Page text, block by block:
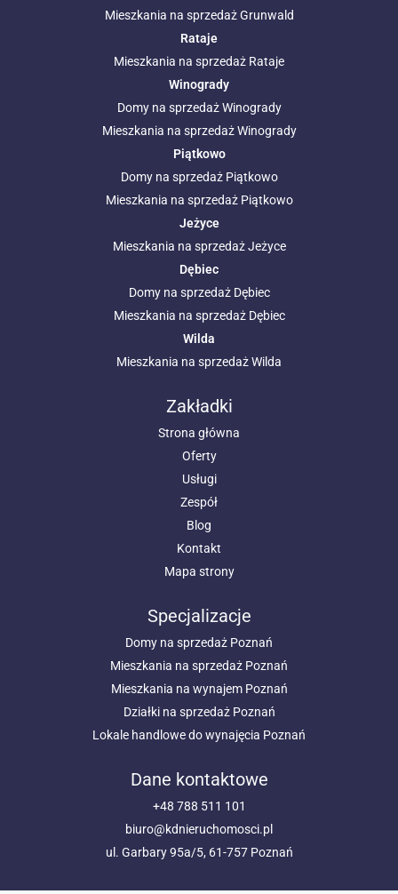
Mieszkania na sprzedaż Grunwald
Rataje
Mieszkania na sprzedaż Rataje
Winogrady
Domy na sprzedaż Winogrady
Mieszkania na sprzedaż Winogrady
Piątkowo
Domy na sprzedaż Piątkowo
Mieszkania na sprzedaż Piątkowo
Jeżyce
Mieszkania na sprzedaż Jeżyce
Dębiec
Domy na sprzedaż Dębiec
Mieszkania na sprzedaż Dębiec
Wilda
Mieszkania na sprzedaż Wilda
Zakładki
Strona główna
Oferty
Usługi
Zespół
Blog
Kontakt
Mapa strony
Specjalizacje
Domy na sprzedaż Poznań
Mieszkania na sprzedaż Poznań
Mieszkania na wynajem Poznań
Działki na sprzedaż Poznań
Lokale handlowe do wynajęcia Poznań
Dane kontaktowe
+48 788 511 101
biuro@kdnieruchomosci.pl
ul. Garbary 95a/5, 61-757 Poznań